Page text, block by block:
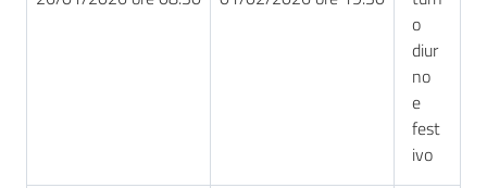
o
diur
no
e
fest
ivo